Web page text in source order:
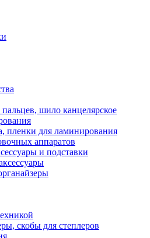
шило канцелярское
пленки для ламинирования
аппаратов
и подставки
скобы для степлеров